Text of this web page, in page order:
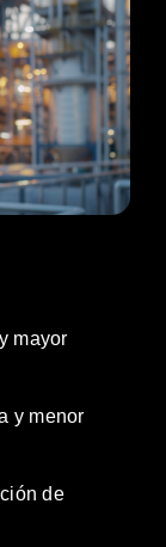
mayor
y menor
de